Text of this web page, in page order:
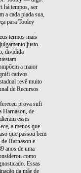
há tempos, ser
a cada piada sua,
para Tooley
termos mais
justo.
dividida
a maior
cativos
revê muito
de Recursos
prova sufi
Harnason, de
esses
a menos que
que passou bem
Harnason e
anos de uma
como
Essas
da mãe de